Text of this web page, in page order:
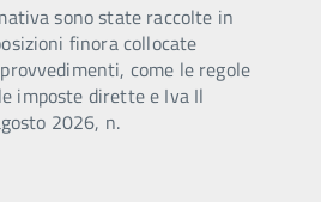
sono state raccolte in
finora collocate
come le regole
imposte dirette e Iva Il
2026, n.